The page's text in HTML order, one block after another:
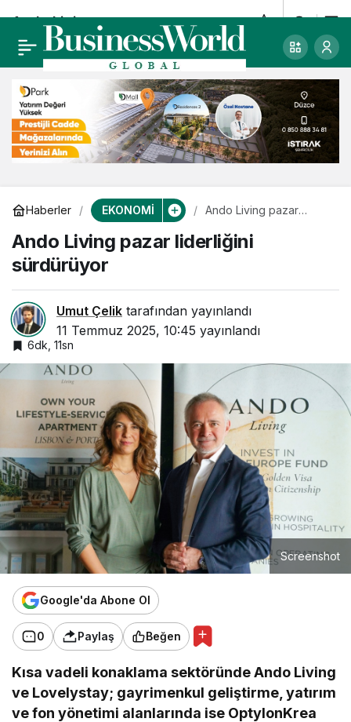
Haberler EKONOMİ
Ando Living pazar
Ando Living pazar liderliğini
sürdürüyor
Umut Çelik tarafından yayınlandı
11 Temmuz 2025, 10:45 yayınlandı
6dk, 11sn
Screenshot
Google'da Abone Ol
0 Paylaş Beğen
Kısa vadeli konaklama sektöründe Ando Living
ve Lovelystay; gayrimenkul geliştirme, yatırım
ve fon yönetimi alanlarında ise OptylonKrea
Ando Living pazar
liderliğini sürdürüyor
0